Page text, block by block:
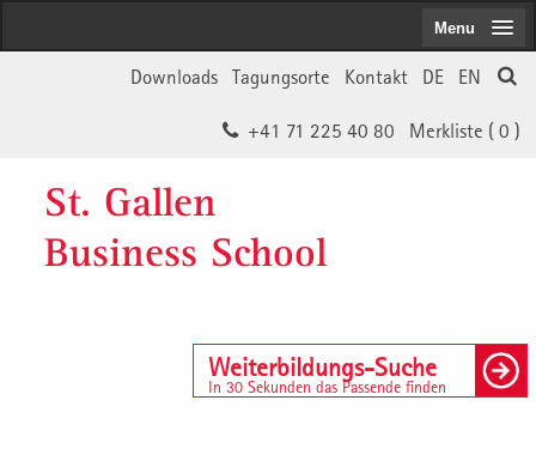
EN
DE
Kontakt
Tagungsorte
Downloads
Merkliste ( 0 )
+41 71 225 40 80
St. Gallen
Business School
Weiterbildungs-Suche
In 30 Sekunden das Passende finden
Menu